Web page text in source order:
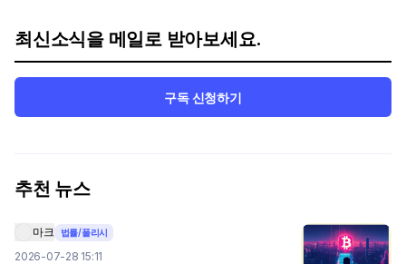
최신소식을 메일로 받아보세요.
구독 신청하기
추천 뉴스
마크 법률/폴리시
2026-07-28 15:11